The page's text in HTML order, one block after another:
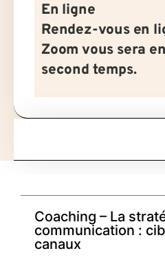
En ligne
Rendez-vous en
Zoom vous sera
second temps.
Coaching – La
communication :
canaux